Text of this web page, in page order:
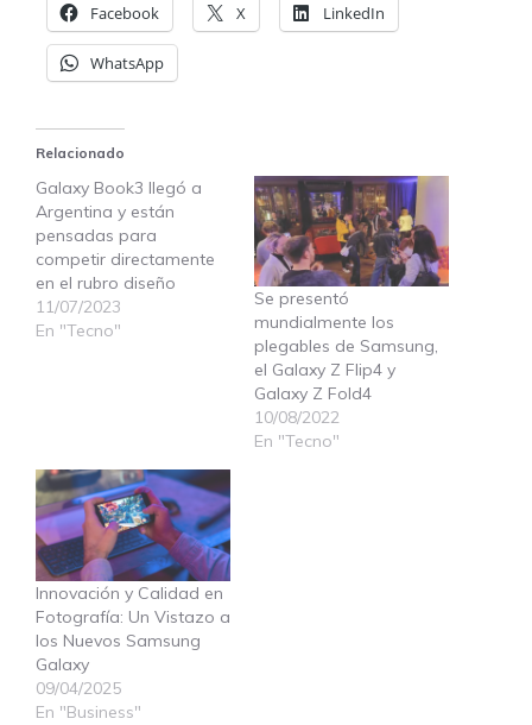
Facebook X LinkedIn
WhatsApp
Relacionado
Galaxy Book3 llegó a
Argentina y están
pensadas para
competir directamente
en el rubro diseño
11/07/2023
En "Tecno"
Se presentó
mundialmente los
plegables de Samsung,
el Galaxy Z Flip4 y
Galaxy Z Fold4
10/08/2022
En "Tecno"
Innovación y Calidad en
Fotografía: Un Vistazo a
los Nuevos Samsung
Galaxy
09/04/2025
En "Business"